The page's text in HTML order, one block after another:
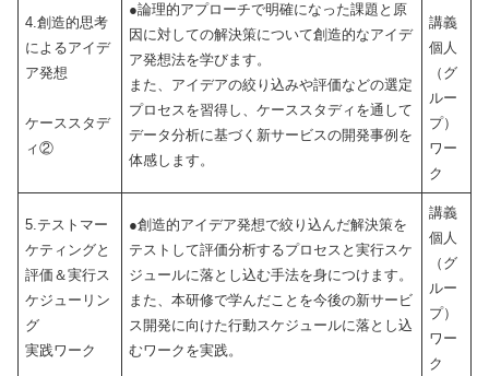
4.創造的思考
によるアイデ
ア発想
ケーススタデ
ィ②
●論理的アプローチで明確になった課題と原
因に対しての解決策について創造的なアイデ
ア発想法を学びます。
また、アイデアの絞り込みや評価などの選定
プロセスを習得し、ケーススタディを通して
データ分析に基づく新サービスの開発事例を
体感します。
講義
個人
（グ
ルー
プ）
ワー
ク
5.テストマー
ケティングと
評価＆実行ス
ケジューリン
グ
実践ワーク
●創造的アイデア発想で絞り込んだ解決策を
テストして評価分析するプロセスと実行スケ
ジュールに落とし込む手法を身につけます。
また、本研修で学んだことを今後の新サービ
ス開発に向けた行動スケジュールに落とし込
むワークを実践。
講義
個人
（グ
ルー
プ）
ワー
ク